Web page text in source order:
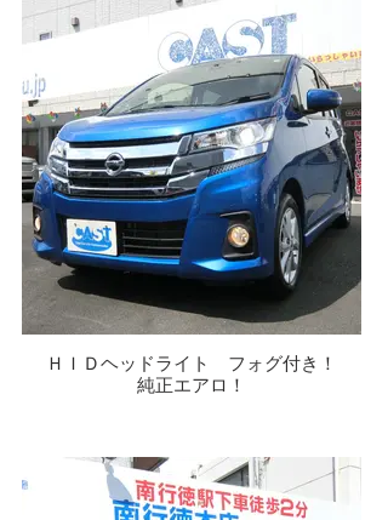
ＨＩＤヘッドライト フォグ付き！
純正エアロ！